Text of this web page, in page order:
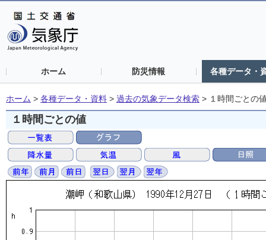
ホーム 防災情報 各種データ・
ホーム > 各種データ・資料 > 過去の気象データ検索 > １時間ごとの
１時間ごとの値